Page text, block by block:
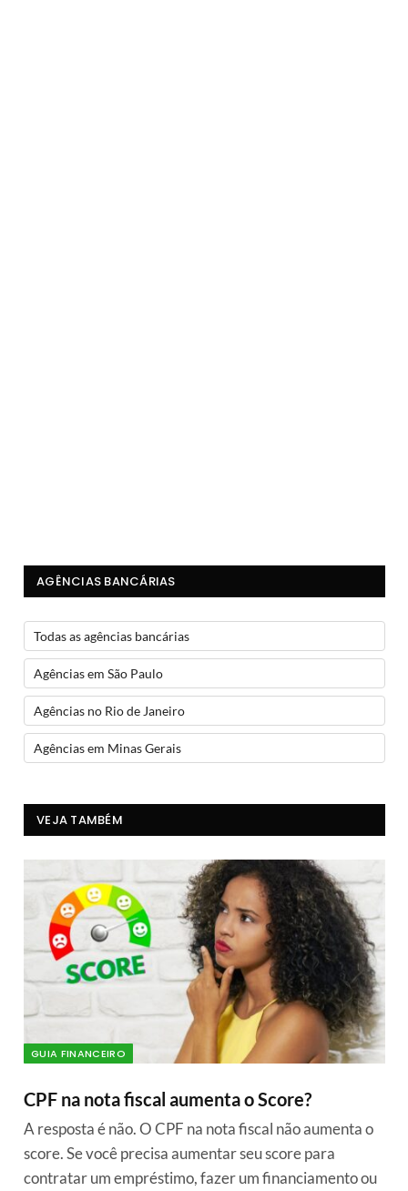
AGÊNCIAS BANCÁRIAS
Todas as agências bancárias
Agências em São Paulo
Agências no Rio de Janeiro
Agências em Minas Gerais
VEJA TAMBÉM
GUIA FINANCEIRO
CPF na nota fiscal aumenta o Score?
A resposta é não. O CPF na nota fiscal não aumenta o
score. Se você precisa aumentar seu score para
contratar um empréstimo, fazer um financiamento ou